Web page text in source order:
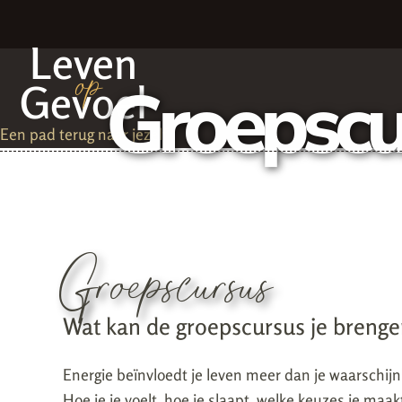
Leven
op
Gevoel
Een pad terug naar jezelf
Groepscursus
Wat kan de groepscursus je
Energie beïnvloedt je leven meer dan je